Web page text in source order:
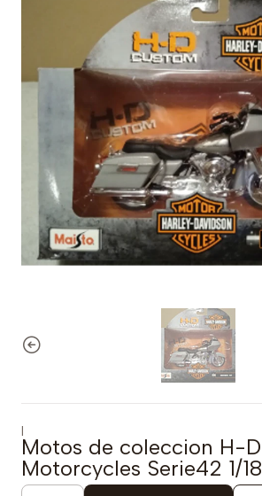
|
Motos de coleccion H-D
Motorcycles Serie42 1/18